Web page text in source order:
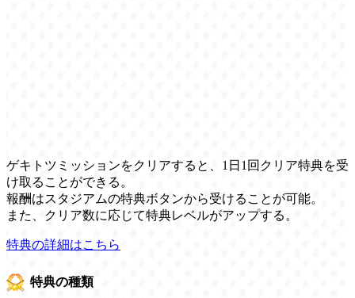
ゲキトツミッションをクリアすると、1日1回クリア特典を受
け取ることができる。
報酬はスタジアムの特典ボタンから受けることが可能。
また、クリア数に応じて特典レベルがアップする。
特典の詳細はこちら
特典の種類